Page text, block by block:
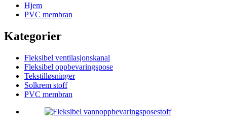
Hjem
PVC membran
Kategorier
Fleksibel ventilasjonskanal
Fleksibel oppbevaringspose
Tekstilløsninger
Solkrem stoff
PVC membran